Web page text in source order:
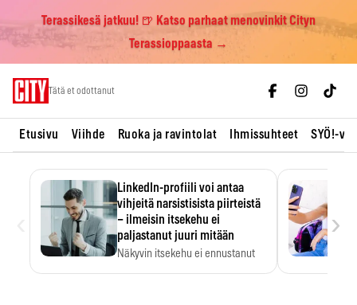
Terassikesä jatkuu! 🍺 Katso parhaat menovinkit Cityn
Terassioppaasta →
Tätä et odottanut
Etusivu Viihde Ruoka ja ravintolat Ihmissuhteet SYÖ!-
LinkedIn-profiili voi antaa
vihjeitä narsistisista piirteistä
– ilmeisin itsekehu ei
paljastanut juuri mitään
Näkyvin itsekehu ei ennustanut
›